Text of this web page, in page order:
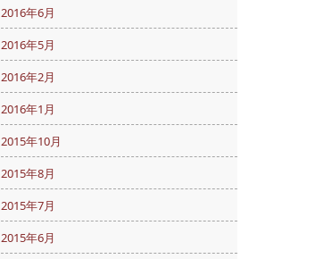
2016年6月
2016年5月
2016年2月
2016年1月
2015年10月
2015年8月
2015年7月
2015年6月